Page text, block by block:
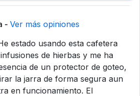
- Ver más opiniones
estado usando esta cafetera
de hierbas y me ha
de un protector de goteo,
la jarra de forma segura aun
en funcionamiento. El